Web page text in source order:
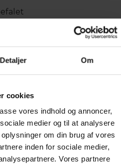
Detaljer Om
cookies
vores indhold og annoncer,
medier og til at analysere
om din brug af vores
inden for sociale medier,
Vores partnere
google mv.
ringet op